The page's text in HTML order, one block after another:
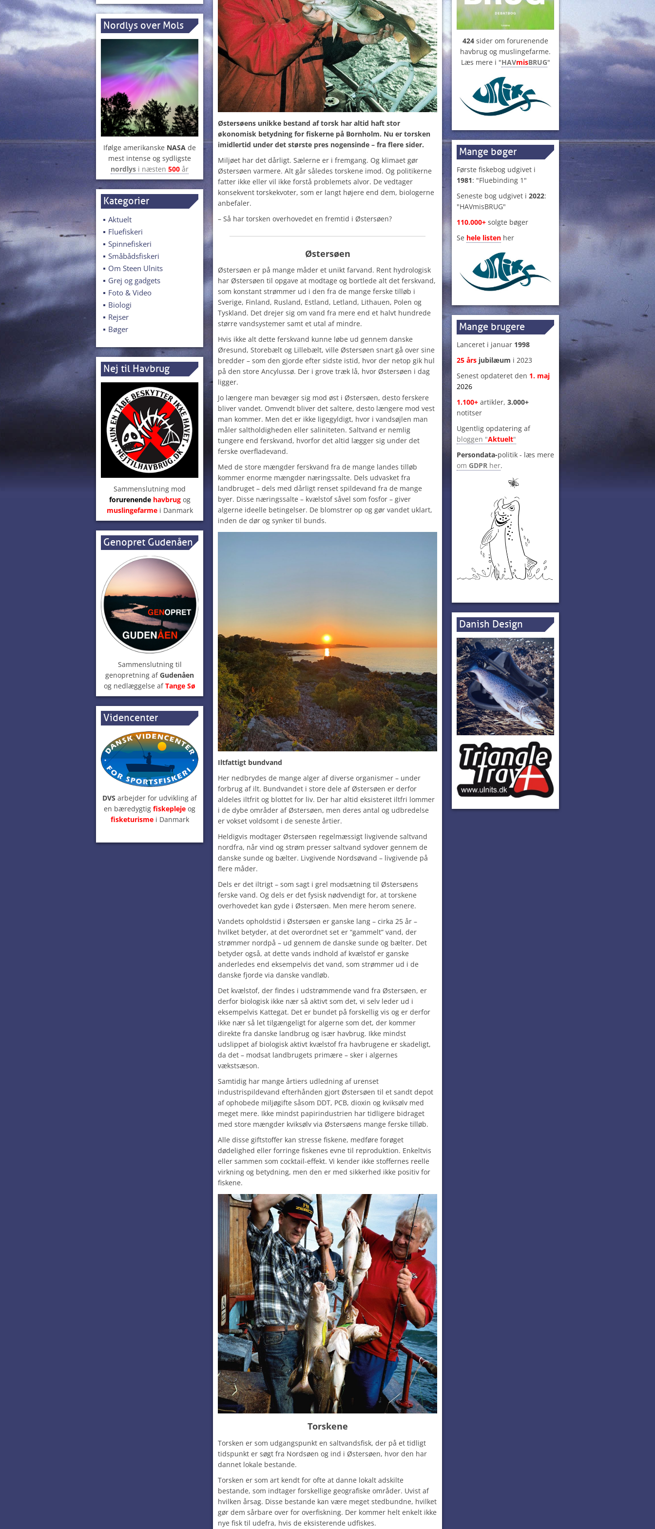
Nordlys over Mols
Ifølge amerikanske NASA de
mest intense og sydligste
nordlys i næsten 500 år
Kategorier
Aktuelt
Fluefiskeri
Spinnefiskeri
Småbådsfiskeri
Om Steen Ulnits
Grej og gadgets
Foto & Video
Biologi
Rejser
Bøger
Nej til Havbrug
Sammenslutning mod
forurenendehavbrugog
muslingefarmei Danmark
Genopret Gudenåen
Sammenslutning til
genopretning afGudenåen
og nedlæggelse afTange Sø
Videncenter
DVS arbejder for udvikling af
en bæredygtig fiskepleje og
fisketurisme i Danmark
Østersøens unikke bestand af torsk har altid haft stor
økonomisk betydning for fiskerne på Bornholm. Nu er torsken
imidlertid under det største pres nogensinde – fra flere sider.
Miljøet har det dårligt. Sælerne er i fremgang. Og klimaet gør
Østersøen varmere. Alt går således torskene imod. Og politikerne
fatter ikke eller vil ikke forstå problemets alvor. De vedtager
konsekvent torskekvoter, som er langt højere end dem, biologerne
anbefaler.
– Så har torsken overhovedet en fremtid i Østersøen?
Østersøen
Østersøen er på mange måder et unikt farvand. Rent hydrologisk
har Østersøen til opgave at modtage og bortlede alt det ferskvand,
som konstant strømmer ud i den fra de mange ferske tilløb i
Sverige, Finland, Rusland, Estland, Letland, Lithauen, Polen og
Tyskland. Det drejer sig om vand fra mere end et halvt hundrede
større vandsystemer samt et utal af mindre.
Hvis ikke alt dette ferskvand kunne løbe ud gennem danske
Øresund, Storebælt og Lillebælt, ville Østersøen snart gå over sine
bredder – som den gjorde efter sidste istid, hvor der netop gik hul
på den store Ancylussø. Der i grove træk lå, hvor Østersøen i dag
ligger.
Jo længere man bevæger sig mod øst i Østersøen, desto ferskere
bliver vandet. Omvendt bliver det saltere, desto længere mod vest
man kommer. Men det er ikke ligegyldigt, hvor i vandsøjlen man
måler saltholdigheden eller saliniteten. Saltvand er nemlig
tungere end ferskvand, hvorfor det altid lægger sig under det
ferske overfladevand.
Med de store mængder ferskvand fra de mange landes tilløb
kommer enorme mængder næringssalte. Dels udvasket fra
landbruget – dels med dårligt renset spildevand fra de mange
byer. Disse næringssalte – kvælstof såvel som fosfor – giver
algerne ideelle betingelser. De blomstrer op og gør vandet uklart,
inden de dør og synker til bunds.
Iltfattigt bundvand
Her nedbrydes de mange alger af diverse organismer – under
forbrug af ilt. Bundvandet i store dele af Østersøen er derfor
aldeles iltfrit og blottet for liv. Der har altid eksisteret iltfri lommer
i de dybe områder af Østersøen, men deres antal og udbredelse
er vokset voldsomt i de seneste årtier.
Heldigvis modtager Østersøen regelmæssigt livgivende saltvand
nordfra, når vind og strøm presser saltvand sydover gennem de
danske sunde og bælter. Livgivende Nordsøvand – livgivende på
flere måder.
Dels er det iltrigt – som sagt i grel modsætning til Østersøens
ferske vand. Og dels er det fysisk nødvendigt for, at torskene
overhovedet kan gyde i Østersøen. Men mere herom senere.
Vandets opholdstid i Østersøen er ganske lang – cirka 25 år –
hvilket betyder, at det overordnet set er “gammelt” vand, der
strømmer nordpå – ud gennem de danske sunde og bælter. Det
betyder også, at dette vands indhold af kvælstof er ganske
anderledes end eksempelvis det vand, som strømmer ud i de
danske fjorde via danske vandløb.
Det kvælstof, der findes i udstrømmende vand fra Østersøen, er
derfor biologisk ikke nær så aktivt som det, vi selv leder ud i
eksempelvis Kattegat. Det er bundet på forskellig vis og er derfor
ikke nær så let tilgængeligt for algerne som det, der kommer
direkte fra danske landbrug og især havbrug. Ikke mindst
udslippet af biologisk aktivt kvælstof fra havbrugene er skadeligt,
da det – modsat landbrugets primære – sker i algernes
vækstsæson.
Samtidig har mange årtiers udledning af urenset
industrispildevand efterhånden gjort Østersøen til et sandt depot
af ophobede miljøgifte såsom DDT, PCB, dioxin og kviksølv med
meget mere. Ikke mindst papirindustrien har tidligere bidraget
med store mængder kviksølv via Østersøens mange ferske tilløb.
Alle disse giftstoffer kan stresse fiskene, medføre forøget
dødelighed eller forringe fiskenes evne til reproduktion. Enkeltvis
eller sammen som cocktail-effekt. Vi kender ikke stoffernes reelle
virkning og betydning, men den er med sikkerhed ikke positiv for
fiskene.
Torskene
Torsken er som udgangspunkt en saltvandsfisk, der på et tidligt
tidspunkt er søgt fra Nordsøen og ind i Østersøen, hvor den har
dannet lokale bestande.
Torsken er som art kendt for ofte at danne lokalt adskilte
bestande, som indtager forskellige geografiske områder. Uvist af
hvilken årsag. Disse bestande kan være meget stedbundne, hvilket
gør dem sårbare over for overfiskning. Der kommer helt enkelt ikke
nye fisk til udefra, hvis de eksisterende udfiskes.
424 sider om forurenende
havbrug og muslingefarme.
Læs mere i "HAVmisBRUG"
Mange bøger
Første fiskebog udgivet i
1981: "Fluebinding 1"
Seneste bog udgivet i 2022:
"HAVmisBRUG"
110.000+ solgte bøger
Se hele listen her
Mange brugere
Lanceret i januar 1998
25 års jubilæum i 2023
Senest opdateret den 1. maj
2026
1.100+ artikler, 3.000+
notitser
Ugentlig opdatering af
bloggen "Aktuelt"
Persondata-politik - læs mere
om GDPR her.
Danish Design